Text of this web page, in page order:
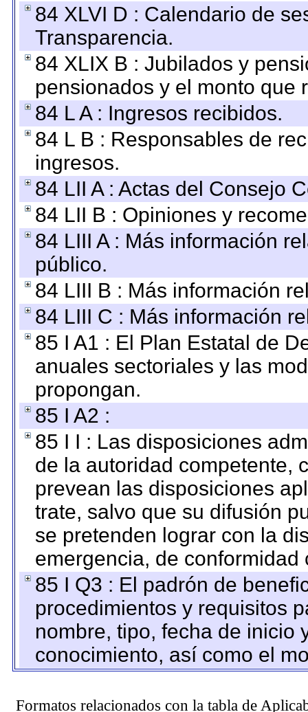
84 XLVI D : Calendario de
Transparencia.
84 XLIX B : Jubilados y
pensionados y el monto que
84 L A : Ingresos recibidos.
84 L B : Responsables de
ingresos.
84 LII A : Actas del Consejo
84 LII B : Opiniones y
84 LIII A : Más información
público.
84 LIII B : Más información
84 LIII C : Más información
85 I A1 : El Plan Estatal de
anuales sectoriales y las
propongan.
85 I A2 :
85 I I : Las disposiciones
de la autoridad competente,
prevean las disposiciones
trate, salvo que su difusión
se pretenden lograr con la
emergencia, de
85 I Q3 : El padrón de
procedimientos y requisitos
nombre, tipo, fecha de inicio
conocimiento, así como el
Formatos relacionados con la tabla de